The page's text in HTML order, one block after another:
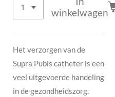
winkelwagen
Het verzorgen van de
Supra Pubis catheter is een
veel uitgevoerde handeling
in de gezondheidszorg.